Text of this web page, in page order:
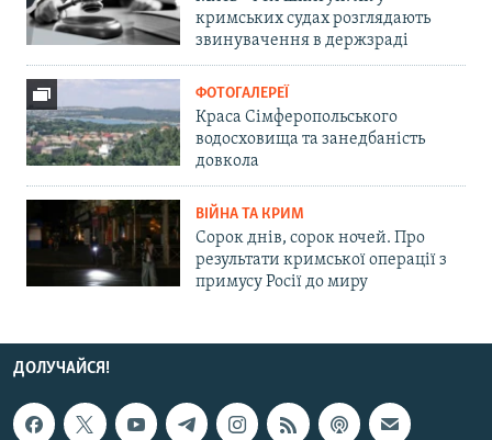
кримських судах розглядають
звинувачення в держзраді
ФОТОГАЛЕРЕЇ
Краса Сімферопольського
водосховища та занедбаність
довкола
ВІЙНА ТА КРИМ
Сорок днів, сорок ночей. Про
результати кримської операції з
примусу Росії до миру
ДОЛУЧАЙСЯ!